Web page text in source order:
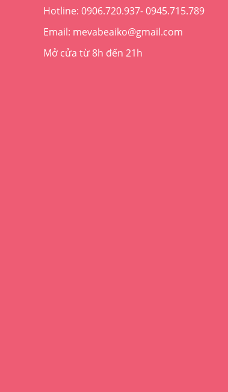
Hotline: 0906.720.937- 0945.715.789
Email: mevabeaiko@gmail.com
Mở cửa từ 8h đến 21h